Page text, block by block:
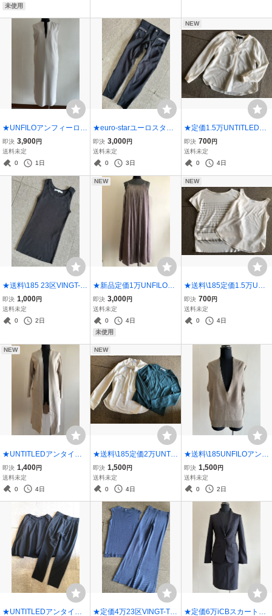
未使用
★UNFILOアンフィーロキ
ーネックジャンパースカ
ート ワンピXS★B
即決 3,900円
送料未定
0
1日
★euro-starユーロスター
ジュニア乗馬パンツキュ
ロットジョッパーズ140★
黒
即決 3,000円
送料未定
0
3日
NEW
★定価1.5万UNTITLEDア
ンタイトルVネックブラウ
ス0★送料\185白
即決 700円
送料未定
0
4日
★送料\185 23区VINGT-T
ROIS ARRONDISSEMEN
TSリブタンクトップ32★
黒
即決 1,000円
送料未定
0
2日
NEW
★新品定価1万UNFILO自
由区Tシャツ＆ジャンパー
スカートセット32★カー
キ
即決 3,000円
送料未定
0
4日
未使用
NEW
★送料\185定価1.5万UNTI
TLEDアンタイトルノース
リーブ付きサマーニット0
★白
即決 700円
送料未定
0
4日
NEW
★UNTITLEDアンタイト
ルベルト付きロングカー
ディガン0★B
即決 1,400円
送料未定
0
4日
NEW
★送料\185定価2万UNTIT
LEDアンタイトルカーデ&
ブラウスアンサンブル0★
G
即決 1,500円
送料未定
0
4日
★送料\185UNFILOアンフ
ィーロゆったりVネックベ
ストS★カーキベージュ
即決 1,500円
送料未定
0
2日
★UNTITLEDアンタイト ★定価4万23区VINGT-TR ★定価6万iCBスカートス